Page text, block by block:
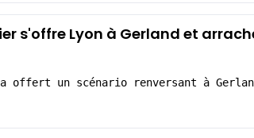
s'offre Lyon à Gerland et
offert un scénario renversant à